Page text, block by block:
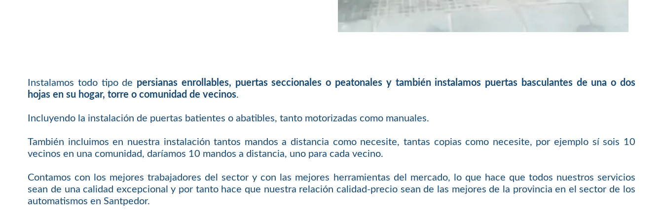
Instalamos todo tipo de persianas enrollables, puertas seccionales o peatonales y también instalamos puertas basculantes de una o dos
hojas en su hogar, torre o comunidad de vecinos.
Incluyendo la instalación de puertas batientes o abatibles, tanto motorizadas como manuales.
También incluimos en nuestra instalación tantos mandos a distancia como necesite, tantas copias como necesite, por ejemplo sí sois 10
vecinos en una comunidad, daríamos 10 mandos a distancia, uno para cada vecino.
Contamos con los mejores trabajadores del sector y con las mejores herramientas del mercado, lo que hace que todos nuestros servicios
sean de una calidad excepcional y por tanto hace que nuestra relación calidad-precio sean de las mejores de la provincia en el sector de los
automatismos en Santpedor.